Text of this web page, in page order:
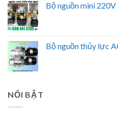
Bộ nguồn mini
Bộ nguồn thủy lực
NỔI BẬT